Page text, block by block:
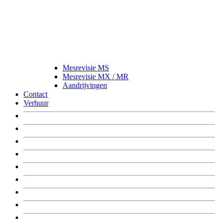
Mesrevisie MS
Mesrevisie MX / MR
Aandrijvingen
Contact
Verhuur